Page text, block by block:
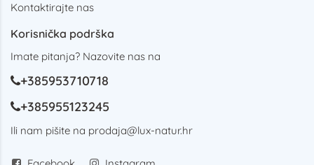
Kontaktirajte nas
Korisnička podrška
Imate pitanja? Nazovite nas na
+385953710718
+385955123245
Ili nam pišite na prodaja@lux-natur.hr